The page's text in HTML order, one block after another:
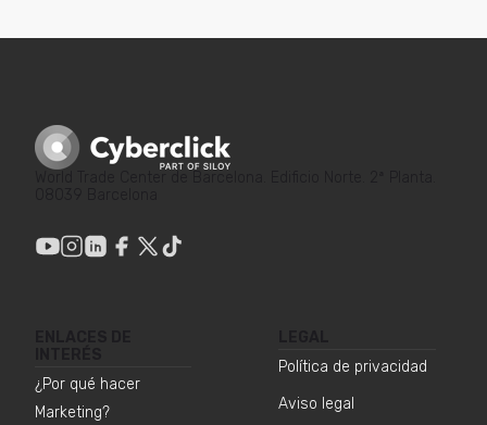
¿Por qué hacer
Marketing?
Política de privacidad
Aviso legal